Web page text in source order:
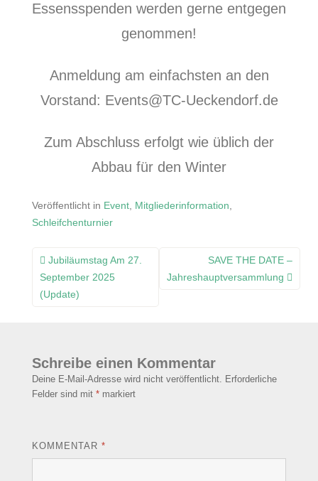
Essensspenden werden gerne entgegen
genommen!
Anmeldung am einfachsten an den
Vorstand: Events@TC-Ueckendorf.de
Zum Abschluss erfolgt wie üblich der
Abbau für den Winter
Veröffentlicht in Event, Mitgliederinformation,
Schleifchenturnier
Beitragsnavigation
Jubiläumstag Am 27.
September 2025
(update)
SAVE THE DATE –
Jahreshauptversammlung
Schreibe einen Kommentar
Deine E-Mail-Adresse wird nicht veröffentlicht.
Erforderliche
Felder sind mit *markiert
KOMMENTAR *